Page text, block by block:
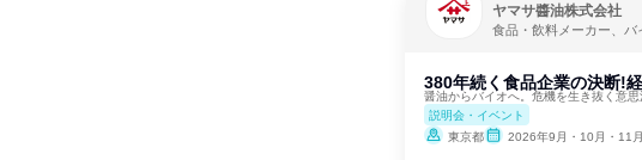
ヤマサ醬油株式会社
食品・飲料メーカー、
380年続く食品企業の決断!
醤油からバイオへ。危機を生き抜く意
説明会・イベント
東京都
2026年9月・10月・11